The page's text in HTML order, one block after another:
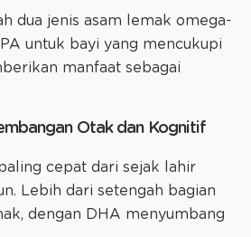
dua jenis asam lemak omega-
untuk bayi yang mencukupi
manfaat sebagai
Otak dan Kognitif
cepat dari sejak lahir
Lebih dari setengah bagian
dengan DHA menyumbang